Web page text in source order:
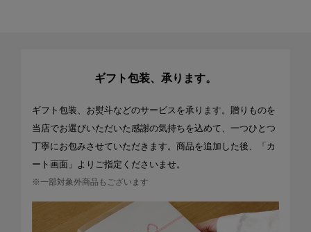
ギフト包装、承ります。
ギフト包装、お熨斗などのサービスを承ります。贈りものを
当店でお選びいただいた感謝の気持ちを込めて、一つひとつ
丁寧にお包みさせていただきます。商品を追加した後、「カ
ート画面」よりご指定くださいませ。
※一部対象外商品もございます